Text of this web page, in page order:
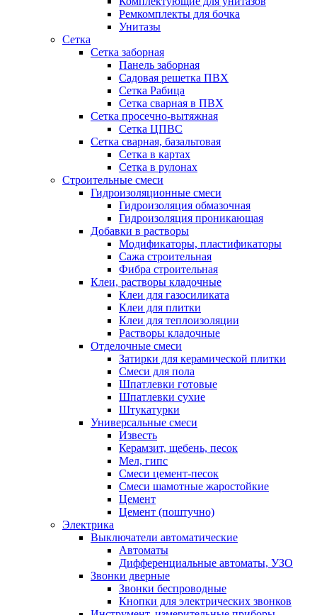
Ремкомплекты для бочка
Унитазы
Сетка
Сетка заборная
Панель заборная
Садовая решетка ПВХ
Сетка Рабица
Сетка сварная в ПВХ
Сетка просечно-вытяжная
Сетка ЦПВС
Сетка сварная, базальтовая
Сетка в картах
Сетка в рулонах
Строительные смеси
Гидроизоляционные смеси
Гидроизоляция обмазочная
Гидроизоляция проникающая
Добавки в растворы
Модификаторы, пластификаторы
Сажа строительная
Фибра строительная
Клеи, растворы кладочные
Клеи для газосиликата
Клеи для плитки
Клеи для теплоизоляции
Растворы кладочные
Отделочные смеси
Затирки для керамической плитки
Смеси для пола
Шпатлевки готовые
Шпатлевки сухие
Штукатурки
Универсальные смеси
Известь
Керамзит, щебень, песок
Мел, гипс
Смеси цемент-песок
Смеси шамотные жаростойкие
Цемент
Цемент (поштучно)
Электрика
Выключатели автоматические
Автоматы
Дифференциальные автоматы, УЗО
Звонки дверные
Звонки беспроводные
Кнопки для электрических звонков